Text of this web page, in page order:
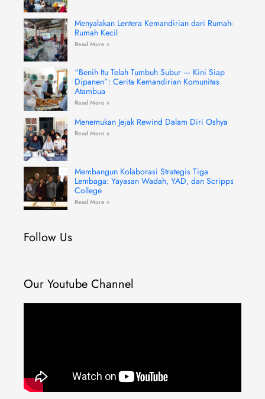
Menyalakan Lentera Kemandirian dari Rumah-
Rumah Kecil
Read More »
“Benih Itu Telah Tumbuh Subur — Kini Siap
Dipanen”: Cerita Kemandirian Komunitas
Atambua
Read More »
Menemukan Jejak Rewind Dalam Diri Oshya
Read More »
Membangun Kolaborasi Strategis Tiga
Lembaga: Yayasan Wadah, YAD, dan Scripps
College
Read More »
Follow Us
Our Youtube Channel